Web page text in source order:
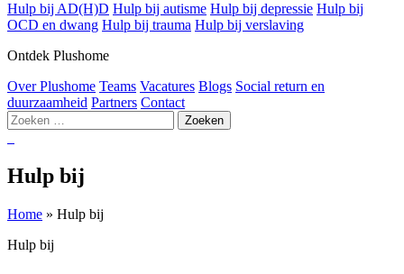
Hulp bij AD(H)D Hulp bij autisme Hulp bij depressie Hulp bij
OCD en dwang Hulp bij trauma Hulp bij verslaving
Ontdek Plushome
Over Plushome Teams Vacatures Blogs Social return en
duurzaamheid Partners Contact
Zoeken
naar:
Hulp bij
Home » Hulp bij
Hulp bij